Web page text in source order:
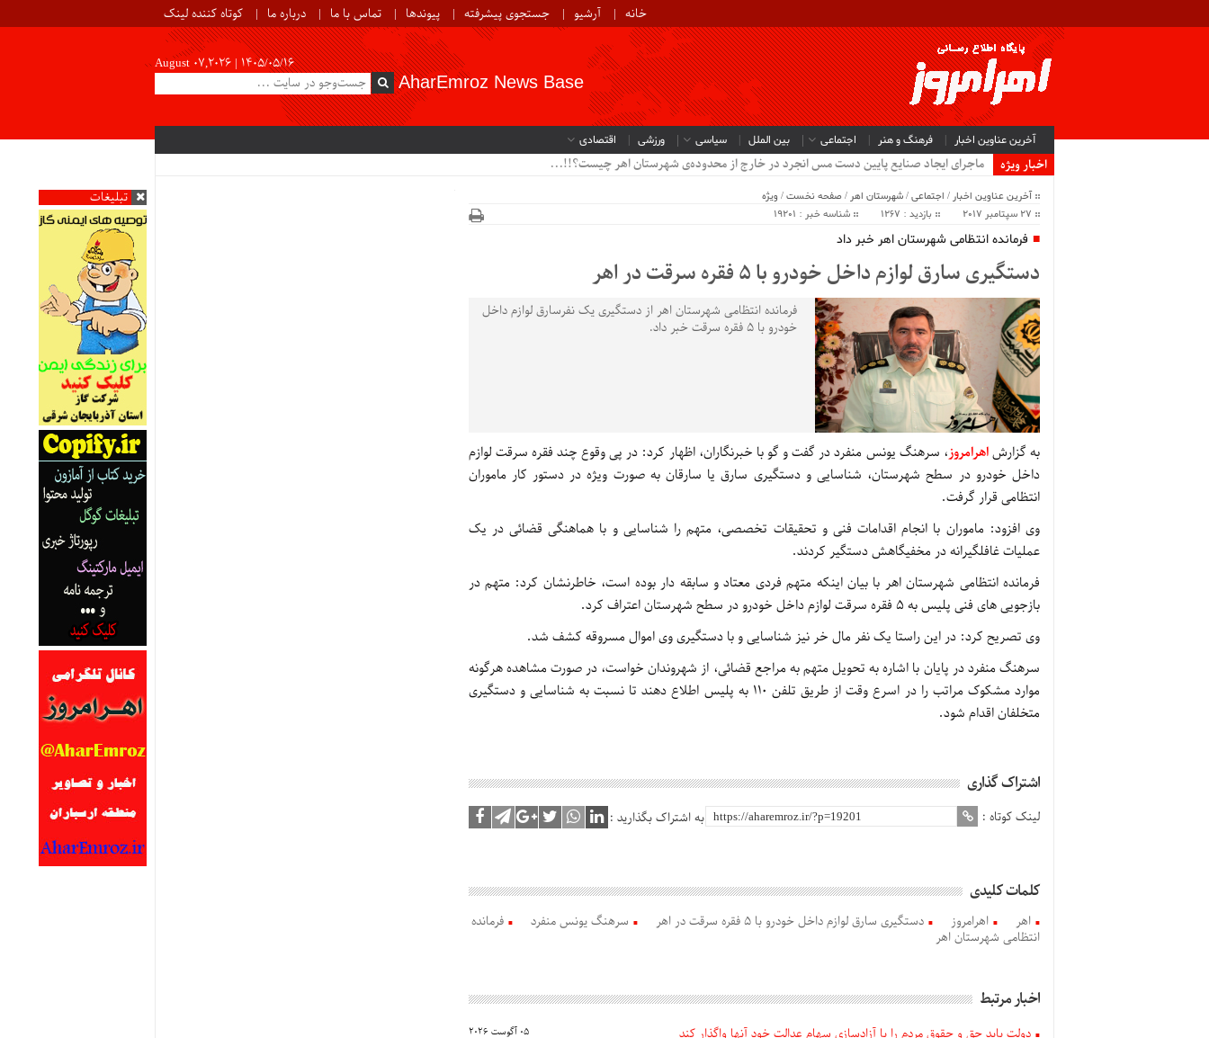
خانه آرشیو جستجوی پیشرفته پیوندها تماس با ما درباره ما کوتاه کننده لینک
August 07,2026 | ۱۴۰۵/۰۵/۱۶
AharEmroz News Base
آخرین عناوین اخبار فرهنگ و هنر اجتماعی بین الملل سیاسی ورزشی اقتصادی
اخبار ویژه
ماجرای ایجاد صنایع پایین دست مس انجرد در خارج از محدوده‌ی شهرستان اهر چیست؟!!...
تبلیغات
آخرین عناوین اخبار / اجتماعی/شهرستان اهر /صفحه نخست/ ویژه
27 سپتامبر 2017
بازدید : 1267 شناسه خبر : 19201
فرمانده انتظامی شهرستان اهر خبر داد
دستگیری سارق لوازم داخل خودرو با 5 فقره سرقت در اهر
فرمانده انتظامی شهرستان اهر از دستگیری یک نفرسارق لوازم داخل
خودرو با 5 فقره سرقت خبر داد.
به گزارشاهرامروز، سرهنگ یونس منفرد در گفت و گو با خبرنگاران، اظهار کرد: در پی وقوع چند فقره سرقت لوازم
داخل خودرو در سطح شهرستان، شناسایی و دستگیری سارق یا سارقان به صورت ویژه در دستور کار ماموران
انتظامی قرار گرفت.
وی افزود: ماموران با انجام اقدامات فنی و تحقیقات تخصصی، متهم را شناسایی و با هماهنگی قضائی در یک
عملیات غافلگیرانه در مخفیگاهش دستگیر کردند.
فرمانده انتظامی شهرستان اهر با بیان اینکه متهم فردی معتاد و سابقه دار بوده است، خاطرنشان کرد: متهم در
بازجویی های فنی پلیس به 5 فقره سرقت لوازم داخل خودرو در سطح شهرستان اعتراف کرد.
وی تصریح کرد: در این راستا یک نفر مال خر نیز شناسایی و با دستگیری وی اموال مسروقه کشف شد.
سرهنگ منفرد در پایان با اشاره به تحویل متهم به مراجع قضائی، از شهروندان خواست، در صورت مشاهده هرگونه
موارد مشکوک مراتب را در اسرع وقت از طریق تلفن 110 به پلیس اطلاع دهند تا نسبت به شناسایی و دستگیری
متخلفان اقدام شود.
اشتراک گذاری
لینک کوتاه : به اشتراک بگذارید :
کلمات کلیدی
اهر اهرامروز دستگیری سارق لوازم داخل خودرو با 5 فقره سرقت در اهر سرهنگ یونس منفرد
فرمانده
انتظامی شهرستان اهر
اخبار مرتبط
دولت باید حق و حقوق مردم را با آزادسازی سهام عدالت خود آنها واگذار کند 05 آگوست 2026